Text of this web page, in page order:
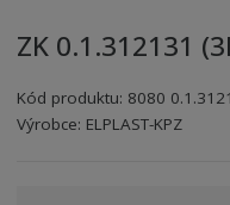
d
í
s
ZK 0.1.312131
Kód produktu: 8080
Kód výrobce:
Kód dodavatele:
Výrobce: ELPLAST-KPZ